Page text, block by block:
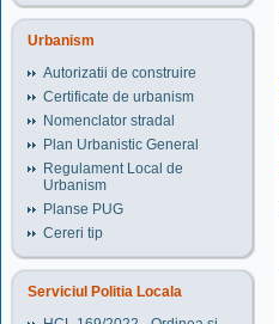
Urbanism
Autorizatii de construire
Certificate de urbanism
Nomenclator stradal
Plan Urbanistic General
Regulament Local de
Urbanism
Planse PUG
Cereri tip
Serviciul Politia Locala